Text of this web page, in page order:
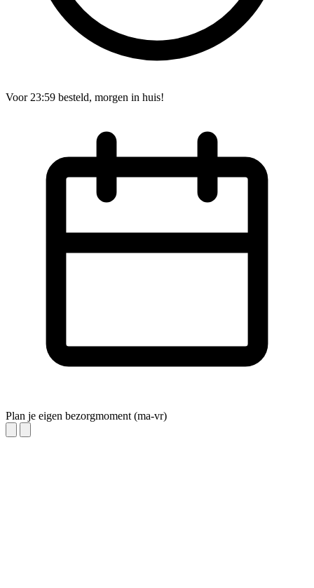
Voor 23:59 besteld, morgen in huis!
Plan je eigen bezorgmoment (ma-vr)